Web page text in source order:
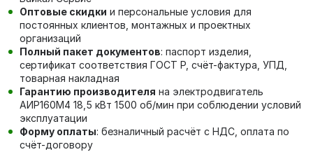
Оптовые скидки и персональные условия для
постоянных клиентов, монтажных и проектных
организаций
Полный пакет документов: паспорт изделия,
сертификат соответствия ГОСТ Р, счёт-фактура, УПД,
товарная накладная
Гарантию производителя на электродвигатель
АИР160М4 18,5 кВт 1500 об/мин при соблюдении условий
эксплуатации
Форму оплаты: безналичный расчёт с НДС, оплата по
счёт-договору